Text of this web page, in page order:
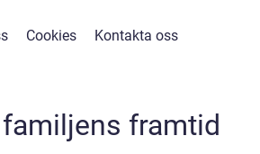
Cookies Kontakta oss
framtid